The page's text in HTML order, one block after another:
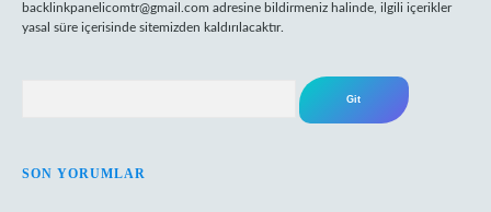
backlinkpanelicomtr@gmail.com adresine bildirmeniz halinde, ilgili içerikler
yasal süre içerisinde sitemizden kaldırılacaktır.
SON YORUMLAR